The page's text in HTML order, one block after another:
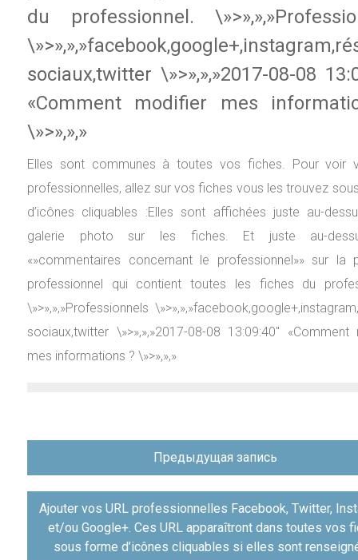
du professionnel.
sociaux,twitter \»>»,»,»2017-08-08
«Comment modifier mes
\»>»,»,»
Elles sont communes à toutes vos fiches. Pour voir
professionnelles, allez sur vos fiches vous les trouvez
d’icônes cliquables :Elles sont affichées juste au-
galerie photo sur les fiches. Et juste au-
«»commentaires concernant le professionnel»» sur la
professionnel qui contient toutes les fiches du
\»>»,»,»Professionnels
sociaux,twitter \»>»,»,»2017-08-08 13:09:40″ «Comment
mes informations ? \»>»,»,»
Предыдущая запись
Ajouter vos URL professionnelles Facebook, Twitter,
et/ou Google+. Ces URL apparaîtront dans toutes vos
sous forme d’icônes cliquables si elles sont